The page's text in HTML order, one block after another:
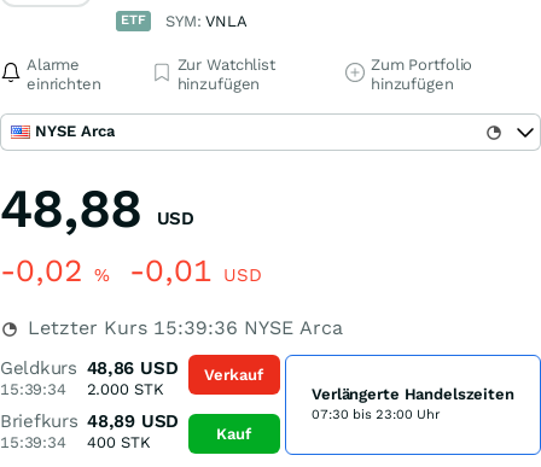
ETF SYM:VNLA
Alarme
einrichten
Zur Watchlist
hinzufügen
Zum Portfolio
hinzufügen
NYSE Arca
48,88 USD
-0,02 % -0,01 USD
Letzter Kurs 15:39:36 NYSE Arca
Geldkurs
15:39:34
48,86 USD
2.000STK
Briefkurs
15:39:34
48,89 USD
400STK
Verkauf
Kauf
Verlängerte Handelszeiten
07:30 bis 23:00 Uhr